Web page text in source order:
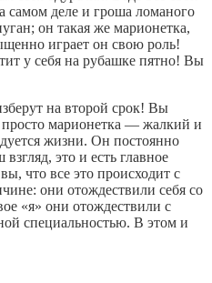
самом деле и гроша ломаного
он такая же марионетка,
играет он свою роль!
у себя на рубашке пятно! Вы
на второй срок! Вы
просто марионетка — жалкий и
жизни. Он постоянно
это и есть главное
что все это происходит с
они отождествили себя со
«я» они отождествили с
специальностью. В этом и